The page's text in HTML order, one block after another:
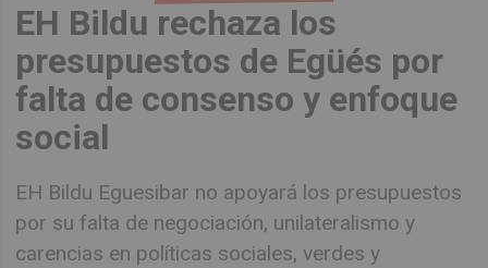
EH Bildu rechaza los
presupuestos de Egüés por
falta de consenso y enfoque
social
EH Bildu Eguesibar no apoyará los presupuestos
por su falta de negociación, unilateralismo y
carencias en políticas sociales, verdes y